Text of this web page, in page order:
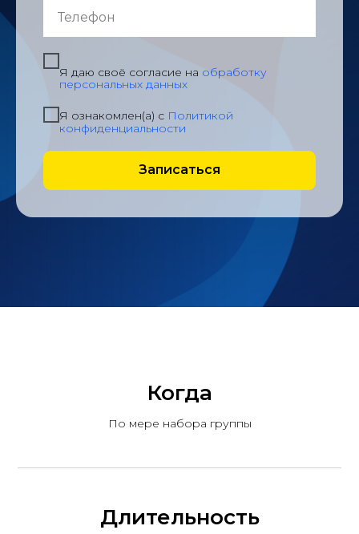
Я даю своё согласие на обработку
персональных данных
Я ознакомлен(а) с Политикой
конфиденциальности
Записаться
Когда
По мере набора группы
Длительность